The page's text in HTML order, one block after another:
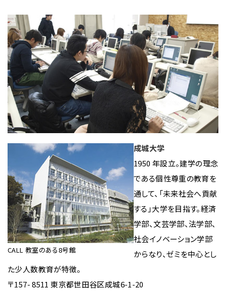
CALL 教室のある8号館
成城大学
1950 年設立。建学の理念
である個性尊重の教育を
通して、「未来社会へ貢献
する」大学を目指す。経済
学部、文芸学部、法学部、
社会イノベーション学部
からなり、ゼミを中心とし
た少人数教育が特徴。
〒157- 8511 東京都世田谷区成城6-1-20